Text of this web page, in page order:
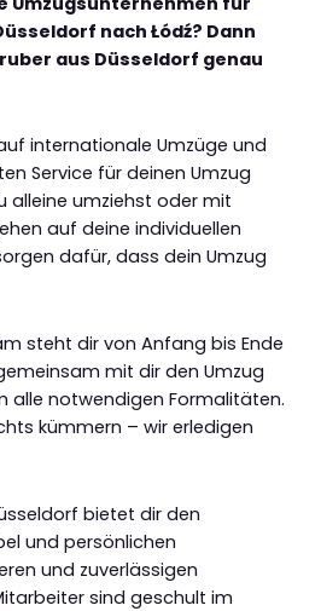
nach Łódź? Dann
aus Düsseldorf genau
internationale Umzüge und
Service für deinen Umzug
alleine umziehst oder mit
auf deine individuellen
dafür, dass dein Umzug
steht dir von Anfang bis Ende
mit dir den Umzug
alle notwendigen Formalitäten.
kümmern – wir erledigen
bietet dir den
und persönlichen
und zuverlässigen
sind geschult im